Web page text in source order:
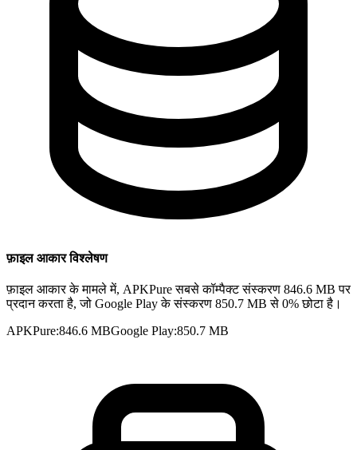
फ़ाइल आकार विश्लेषण
फ़ाइल आकार के मामले में, APKPure सबसे कॉम्पैक्ट संस्करण 846.6 MB पर
प्रदान करता है, जो Google Play के संस्करण 850.7 MB से 0% छोटा है।
APKPure:846.6 MBGoogle Play:850.7 MB